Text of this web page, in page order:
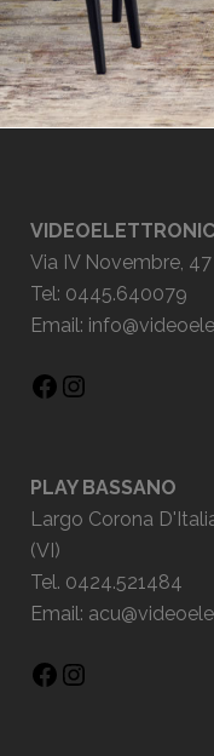
Via IV Novembre,
Tel: 0445.640079
Email:
PLAY BASSANO
Largo Corona
(VI)
Tel. 0424.521484
Email: